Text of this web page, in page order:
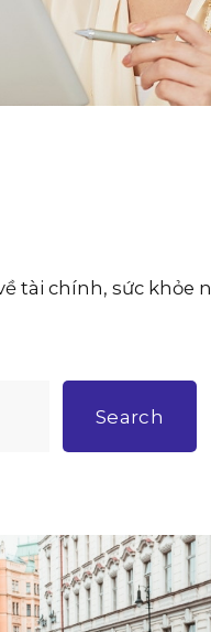
tài chính, sức khỏe